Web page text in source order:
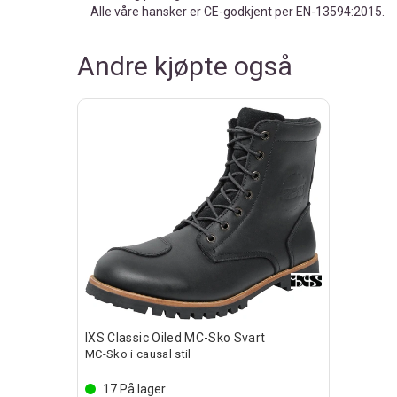
Alle våre hansker er CE-godkjent per EN-13594:2015.
Andre kjøpte også
IXS Classic Oiled MC-Sko Svart
MC-Sko i causal stil
17 På lager